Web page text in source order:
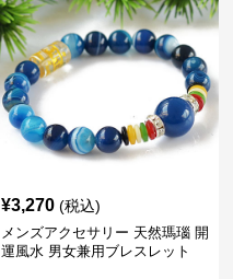
¥3,270 (税込)
メンズアクセサリー 天然瑪瑙 開
運風水 男女兼用ブレスレット